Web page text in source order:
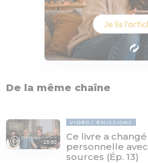
De la même chaîne
28:30
VIDÉO ÉMISSIONS
Ce livre a
personnelle
sources (Ép. 13)